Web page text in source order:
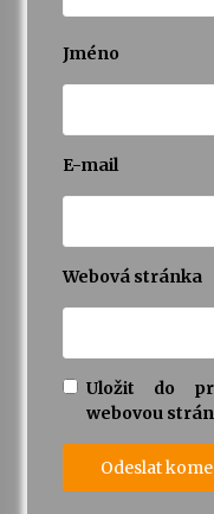
Jméno
E-mail
Webová stránka
Uložit do
webovou